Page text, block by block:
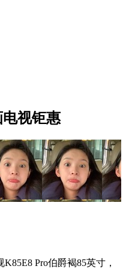
视钜惠
Pro伯爵褐85英寸，